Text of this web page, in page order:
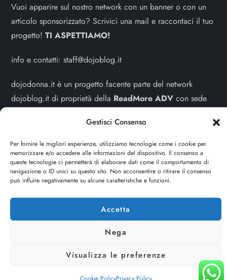
Gestisci Consenso
Per fornire le migliori esperienze, utilizziamo tecnologie come i cookie per
memorizzare e/o accedere alle informazioni del dispositivo. Il consenso a
queste tecnologie ci permetterà di elaborare dati come il comportamento di
navigazione o ID unici su questo sito. Non acconsentire o ritirare il consenso
può influire negativamente su alcune caratteristiche e funzioni.
Accetta
Nega
Visualizza le preferenze
Vuoi apparire sul nostro network con un banner o con un
articolo sponsorizzato? Scrivici una mail e raccontaci il tuo
progetto!TI ASPETTIAMO!
info e contatti:staff@dojoblog.it
dojodonna.it è un progetto facente parte del network
dojoblog.it di proprietà della ReadMore ADV con sede
Sitemap-Privacy Policy -Cookie Policy
Cerca